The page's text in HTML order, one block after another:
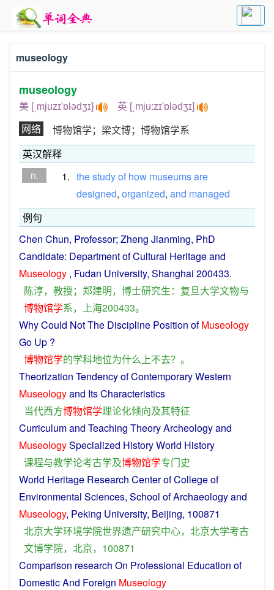
museology
museology
美 [ˌmjuzɪ'ɒlədʒɪ] 英 [ˌmju:zɪ'ɒlədʒɪ]
网络
博物馆学；梁文博；博物馆学系
英汉解释
n.
1. thestudyof how museumsare
designed, organized, and managed
例句
Chen Chun, Professor; Zheng Jianming, PhD
Candidate: Departmentof Cultural Heritageand
Museology , Fudan University, Shanghai 200433.
陈淳， 教授； 郑建明， 博士研究生： 复旦大学文物与
博物馆学系， 上海200433。
WhyCould NotThe Discipline Position of Museology
Go Up ?
博物馆学的学科地位为什么上不去？。
Theorization TendencyofContemporaryWestern
Museologyand ItsCharacteristics
当代西方博物馆学理论化倾向及其特征
Curriculumand Teaching TheoryArcheologyand
MuseologySpecialized HistoryWorld History
课程与教学论考古学及博物馆学专门史
World Heritage Research CenterofCollegeof
Environmental Sciences, School of Archaeology and
Museology, Peking University, Beijing, 100871
北京大学环境学院世界遗产研究中心， 北京大学考古
文博学院， 北京，100871
Comparison research On Professional Education of
Domestic And Foreign Museology